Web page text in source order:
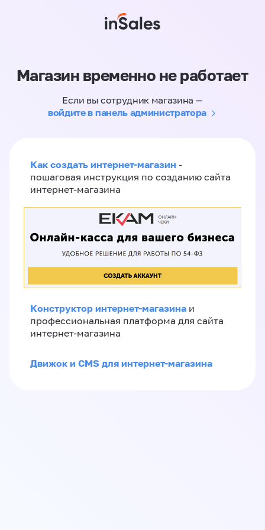
Магазин временно не работает
Если вы сотрудник магазина —
войдите в панель администратора
Как создать интернет-магазин -
пошаговая инструкция по созданию сайта
интернет-магазина
Конструктор интернет-магазина и
профессиональная платформа для сайта
интернет-магазина
Движок и CMS для интернет-магазина